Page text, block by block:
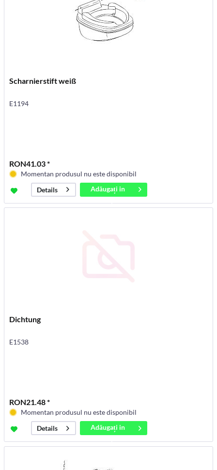
Scharnierstift weiß
E1194
RON41.03 *
Momentan produsul nu este disponibil
Details
Adăugați in
coș
Dichtung
E1538
RON21.48 *
Momentan produsul nu este disponibil
Details
Adăugați in
coș